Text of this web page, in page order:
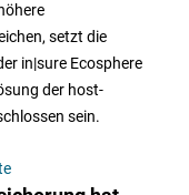
setzt die
in|sure Ecosphere
der host-
sein.